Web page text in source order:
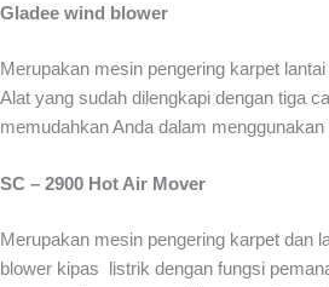
Gladee wind blower
Merupakan mesin pengering karpet
Alat yang sudah dilengkapi dengan tiga
memudahkan Anda dalam menggunakan
SC – 2900 Hot Air Mover
Merupakan mesin pengering karpet dan
blower kipas listrik dengan fungsi